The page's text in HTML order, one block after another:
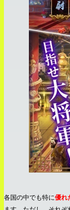
各国の中でも特に優れ